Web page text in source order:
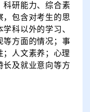
科研能力、综合素
，包含对考生的思
科以外的学习、
等方面的情况；事
；人文素养；心理
长及就业意向等方